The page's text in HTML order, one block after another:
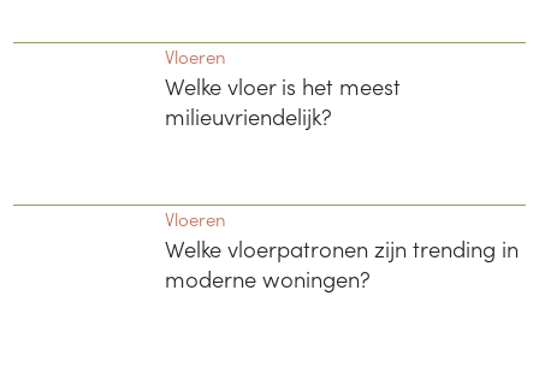
Vloeren
Welke vloer is het meest
milieuvriendelijk?
Vloeren
Welke vloerpatronen zijn trending in
moderne woningen?